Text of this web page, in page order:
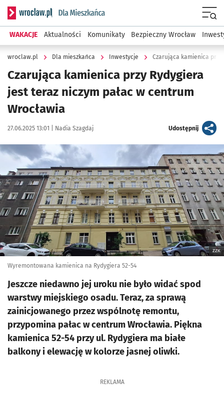
Serwis informacyjny wroclaw.pl podserwis: Dla mieszkańca
WAKACJE Aktualności Komunikaty Bezpieczny Wrocław
wroclaw.pl Dla mieszkańca Inwestycje Czarująca kamienica przy
Czarująca kamienica przy Rydygiera
jest teraz niczym pałac w centrum
Wrocławia
Data publikacji:
27.06.2025 13:01 | Autor:
Nadia Szagdaj Udostępnijartykuł
Kliknij, aby powiększyć
ZZK
Wyremontowana kamienica na Rydygiera 52-54
Jeszcze niedawno jej uroku nie było widać spod
warstwy miejskiego osadu. Teraz, za sprawą
zainicjowanego przez wspólnotę remontu,
przypomina pałac w centrum Wrocławia. Piękna
kamienica 52-54 przy ul. Rydygiera ma białe
balkony i elewację w kolorze jasnej oliwki.
REKLAMA